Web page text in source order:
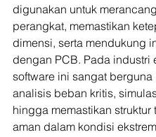
digunakan untuk
perangkat, memastikan
dimensi, serta mendukung
dengan PCB. Pada industri
software ini sangat berguna
analisis beban kritis,
hingga memastikan struktur
aman dalam kondisi